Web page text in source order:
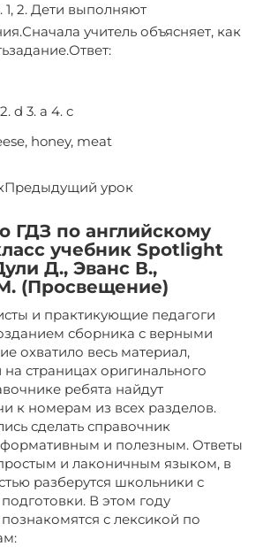
1, 2. Дети выполняют
учитель объясняет, как
d 3. a 4. c
honey, meat
урок
ГДЗ по английскому
учебник Spotlight
Д., Эванс В.,
(Просвещение)
и практикующие педагоги
сборника с верными
охватило весь материал,
страницах оригинального
ребята найдут
к номерам из всех разделов.
сделать справочник
и полезным. Ответы
и лаконичным языком, в
разберутся школьники с
В этом году
с лексикой по